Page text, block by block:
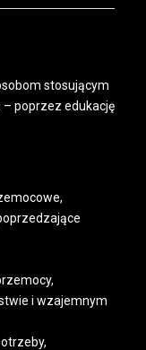
stosującym
poprzez edukację
i wzajemnym